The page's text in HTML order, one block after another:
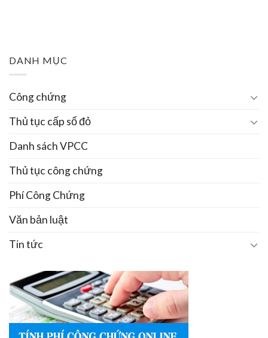
DANH MỤC
Công chứng
Thủ tục cấp sổ đỏ
Danh sách VPCC
Thủ tục công chứng
Phí Công Chứng
Văn bản luật
Tin tức